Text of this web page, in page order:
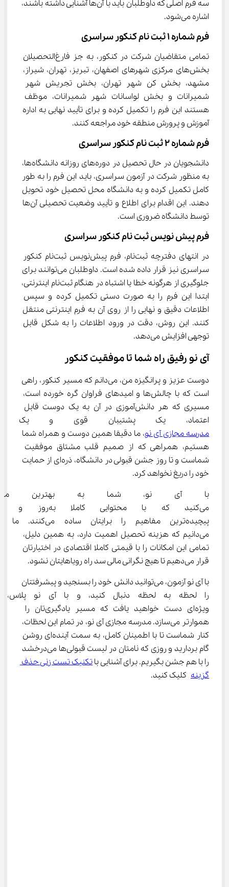
سه فرم اصلی که داوطلبان باید با آن‌ها آشنایی داشته باشند،
اشاره می‌شود.
فرم شماره ۱ ثبت ‌نام کنکور سراسری
تمامی متقاضیان شرکت در کنکور، به جز فارغ‌التحصیلان
بخش‌های مرکزی شهرهای اصفهان، تبریز، تهران، شیراز،
مشهد، بخش کن شهر تهران، بخش تجریش شهر
شمیرانات و بخش لواسانات شهر شمیرانات، موظف
هستند این فرم را تکمیل کرده و برای تأیید نهایی به اداره
آموزش و پرورش منطقه خود مراجعه کنند.
فرم شماره ۲ ثبت ‌نام کنکور سراسری
دانشجویان در حال تحصیل در دوره‌های روزانه دانشگاه‌ها،
به منظور شرکت در آزمون سراسری، باید این فرم را به طور
کامل تکمیل کرده و به دانشگاه محل تحصیل خود تحویل
دهند. این اقدام برای اطلاع و تأیید وضعیت تحصیلی آن‌ها
توسط دانشگاه ضروری است.
فرم پیش ‌نویس ثبت‌ نام کنکور سراسری
در انتهای دفترچه ثبت‌نام، فرم پیش‌نویس ثبت‌نام کنکور
سراسری نیز قرار داده شده است. داوطلبان می‌توانند برای
جلوگیری از هرگونه خطا یا اشتباه در هنگام ثبت‌نام اینترنتی،
ابتدا این فرم را به صورت دستی تکمیل کرده و سپس
اطلاعات دقیق و نهایی را از روی آن به فرم اینترنتی منتقل
کنند. این روش، دقت در ورود اطلاعات را به شکل قابل
توجهی افزایش می‌دهد.
آی نو رفیق راه شما تا موفقیت کنکور
دوست عزیز و پرانگیزه من، می‌دانم که مسیر کنکور، راهی
است که با چالش‌ها و امیدهای فراوان گره خورده است،
مسیری که هر دانش‌آموزی در آن به یک دوست قابل
اعتماد، یک پشتیبان قوی و یک
مدرسه مجازی آی نو، ما دقیقا همین دوست و همراه شما
هستیم، همراهی که از صمیم قلب مشتاق موفقیت
شماست و تا روز جشن قبولی در دانشگاه، ذره‌ای از حمایت
خود را دریغ نخواهد کرد.
با آی نو، شما به بهترین
می‌کنید که با محتوایی
پیچیده‌ترین مفاهیم را
می‌دانیم که هزینه تحصیل اهمیت دارد، به همین دلیل،
تمامی این امکانات را با قیمتی کاملا اقتصادی در اختیارتان
قرار می‌دهیم تا هیچ نگرانی مالی سد راه رویاهایتان نشود.
با آی ‌نو آزمون، می‌توانید دانش خود را بسنجید و پیشرفتتان
را لحظه به لحظه دنبال
ویژه‌ای دست خواهید یافت که مسیر یادگیری‌تان را
هموارتر می‌سازد. مدرسه مجازی آی نو، در تمام این لحظات،
کنار شماست تا با اطمینان کامل، به سمت آینده‌ای روشن
گام بردارید و روزی که نامتان در لیست قبولی‌ها می‌درخشد
را با هم جشن بگیریم. برای آشنایی با تکنیک تست زنی حذف
گزینه کلیک کنید.